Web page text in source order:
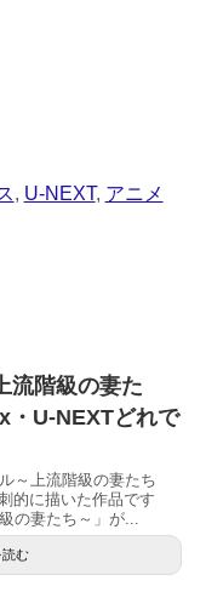
, U-NEXT, アニメ
流階級の妻た
U-NEXTどれで
～上流階級の妻たち
的に描いた作品です
の妻たち～」が...
む